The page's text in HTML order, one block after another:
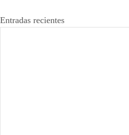
Entradas recientes